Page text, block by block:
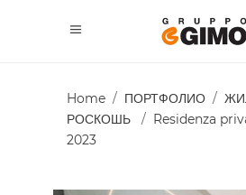
Home / ПОРТФОЛИО /
РОСКОШЬ
/ Residenza
2023